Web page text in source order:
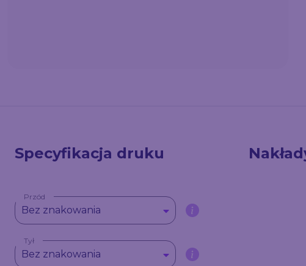
Specyfikacja druku
Przód
Bez znakowania
Tył
Bez znakowania